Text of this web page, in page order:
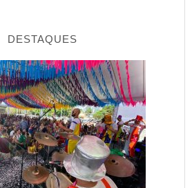
DESTAQUES